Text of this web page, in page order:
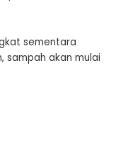
sementara
sampah akan mulai